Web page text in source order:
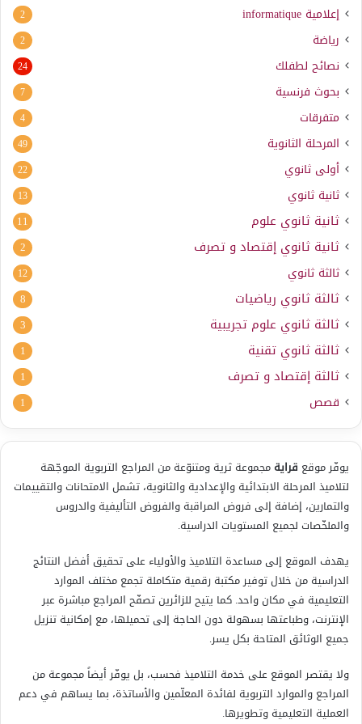
إعلامية informatique
2
رياضة 2
نصائح لطفلك 24
بحوث فرنسية 7
متفرقات 4
المرحلة الثانوية 49
أولى ثانوي 22
ثانية ثانوي 13
ثانية ثانوي علوم 11
ثانية ثانوي إقتصاد و تصرف 2
ثالثة ثانوي 12
ثالثة ثانوي رياضيات 8
ثالثة ثانوي علوم تجريبية 3
ثالثة ثانوي تقنية 1
ثالثة إقتصاد و تصرف 1
قصص 1
يوفّر موقع قرايةمجموعة ثرية ومتنوّعة من المراجع التربوية الموجّهة
لتلاميذ المرحلة الابتدائية والإعدادية والثانوية، تشمل الامتحانات والتقييمات
والتمارين، إضافة إلى فروض المراقبة والفروض التأليفية والدروس
والملخّصات لجميع المستويات الدراسية.
يهدف الموقع إلى مساعدة التلاميذ والأولياء على تحقيق أفضل النتائج
الدراسية من خلال توفير مكتبة رقمية متكاملة تجمع مختلف الموارد
التعليمية في مكان واحد. كما يتيح للزائرين تصفّح المراجع مباشرة عبر
الإنترنت، وطباعتها بسهولة دون الحاجة إلى تحميلها، مع إمكانية تنزيل
جميع الوثائق المتاحة بكل يسر.
ولا يقتصر الموقع على خدمة التلاميذ فحسب، بل يوفّر أيضاً مجموعة من
المراجع والموارد التربوية لفائدة المعلّمين والأساتذة، بما يساهم في دعم
العملية التعليمية وتطويرها.